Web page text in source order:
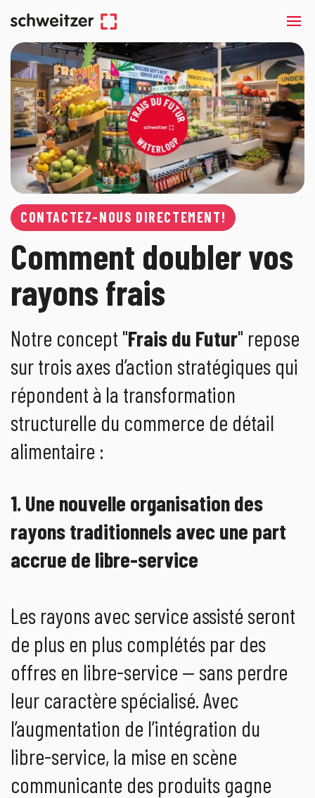
CONTACTEZ-NOUS DIRECTEMENT!
Comment doubler vos
rayons frais
Notre concept "Frais du Futur" repose
sur trois axes d’action stratégiques qui
répondent à la transformation
structurelle du commerce de détail
alimentaire :
1. Une nouvelle organisation des
rayons traditionnels avec une part
accrue de libre-service
Les rayons avec service assisté seront
de plus en plus complétés par des
offres en libre-service — sans perdre
leur caractère spécialisé. Avec
l’augmentation de l’intégration du
libre-service, la mise en scène
communicante des produits gagne